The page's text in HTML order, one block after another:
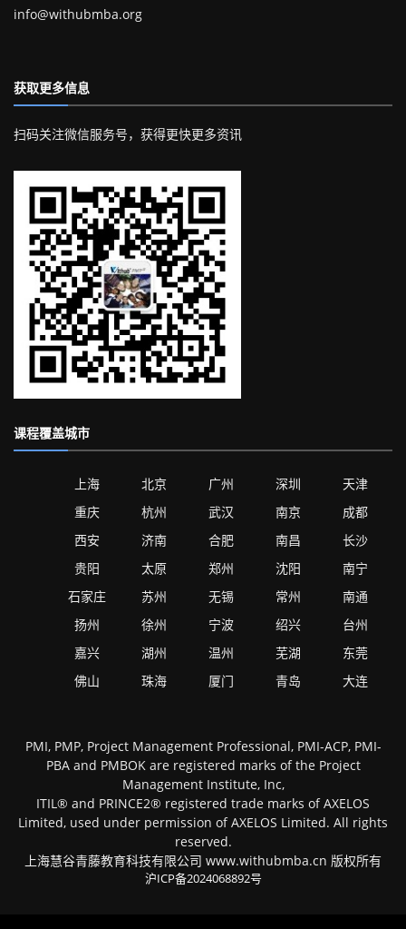
info@withubmba.org
获取更多信息
扫码关注微信服务号，获得更快更多资讯
课程覆盖城市
上海 北京 广州 深圳
天津
重庆
杭州 武汉 南京
成都
西安
济南 合肥 南昌
长沙
贵阳
太原 郑州 沈阳
南宁
石家庄
苏州 无锡 常州
南通
扬州
徐州 宁波 绍兴
台州
嘉兴
湖州 温州 芜湖
东莞
佛山
珠海 厦门 青岛 大连
PMI, PMP, Project Management Professional, PMI-ACP, PMI-
PBA and PMBOK are registered marks of the Project
Management Institute, Inc,
ITIL® and PRINCE2® registered trade marks of AXELOS
Limited, used under permission of AXELOS Limited. All rights
reserved.
上海慧谷青藤教育科技有限公司 www.withubmba.cn 版权所有
沪ICP备2024068892号